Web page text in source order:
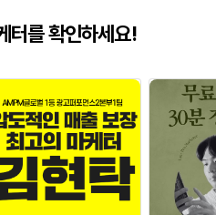
터를 확인하세요!